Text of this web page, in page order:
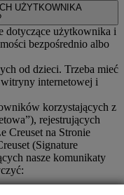
UŻYTKOWNIKA
dotyczące użytkownika i
bezpośrednio albo
od dzieci. Trzeba mieć
internetowej i
korzystających z
rejestrujących
Creuset na Stronie
(Signature
nasze komunikaty